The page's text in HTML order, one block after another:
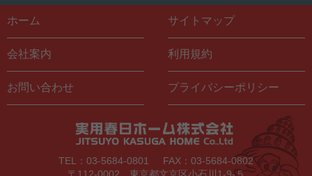
ホーム サイトマップ
会社案内 利用規約
お問い合わせ プライバシーポリシー
TEL：03-5684-0801
FAX：03-5684-0802